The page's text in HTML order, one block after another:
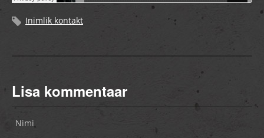
Inimlik kontakt
Lisa kommentaar
Nimi